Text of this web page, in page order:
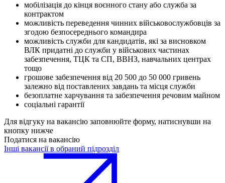
мобілізація до кінця воєнного стану або служба за
контрактом
можливість переведення чинних військовослужбовців за
згодою безпосереднього командира
можливість служби для кандидатів, які за висновком
ВЛК придатні до служби у військових частинах
забезпечення, ТЦК та СП, ВВНЗ, навчальних центрах
тощо
грошове забезпечення від 20 500 до 50 000 гривень
залежно від поставлених завдань та місця служби
безоплатне харчування та забезпечення речовим майном
соціальні гарантії
Для відгуку на вакансію заповнюйте форму, натиснувши на
кнопку нижче
Податися на вакансію
Інші вакансії в обраний підрозділ